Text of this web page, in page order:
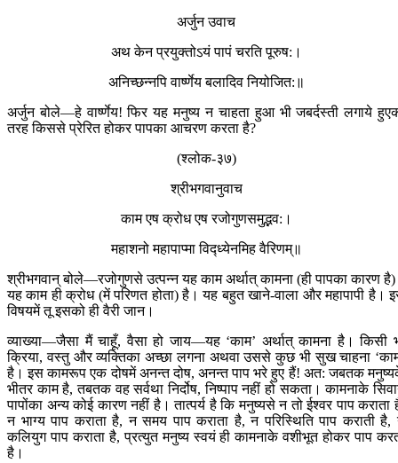
अर्जुन उवाच
अथ केन प्रयुक्तोऽयं पापं चरति पूरुष:।
अनिच्छन्नपि वार्ष्णेय बलादिव नियोजित:॥
अर्जुन बोले—हे वार्ष्णेय! फिर यह मनुष्य न चाहता हुआ भी जबर्दस्ती लगाये
तरह किससे प्रेरित होकर पापका आचरण करता है?
(श्लोक-३७)
श्रीभगवानुवाच
काम एष क्रोध एष रजोगुणसमुद्भव:।
महाशनो महापाप्मा विद्‍ध्येनमिह वैरिणम्॥
श्रीभगवान् बोले—रजोगुणसे उत्पन्न यह काम अर्थात् कामना (ही पापका कारण
यह काम ही क्रोध (में परिणत होता) है। यह बहुत खाने-वाला और महापापी है।
विषयमें तू इसको ही वैरी जान।
व्याख्या—जैसा मैं चाहूँ, वैसा हो जाय—यह ‘काम’ अर्थात् कामना है। किसी
क्रिया, वस्तु और व्यक्तिका अच्छा लगना अथवा उससे कुछ भी सुख चाहना
है। इस कामरूप एक दोषमें अनन्त दोष, अनन्त पाप भरे हुए हैं! अत: जबतक
भीतर काम है, तबतक वह सर्वथा निर्दोष, निष्पाप नहीं हो सकता। कामनाके
पापोंका अन्य कोई कारण नहीं है। तात्पर्य है कि मनुष्यसे न तो ईश्वर पाप कराता
न भाग्य पाप कराता है, न समय पाप कराता है, न परिस्थिति पाप कराती है,
कलियुग पाप कराता है, प्रत्युत मनुष्य स्वयं ही कामनाके वशीभूत होकर पाप
है।